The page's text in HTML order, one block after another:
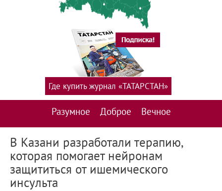
Разумное Доброе Вечное
Где купить журнал «ТАТАРСТАН»
В Казани разработали терапию,
которая помогает нейронам
защититься от ишемического
инсульта